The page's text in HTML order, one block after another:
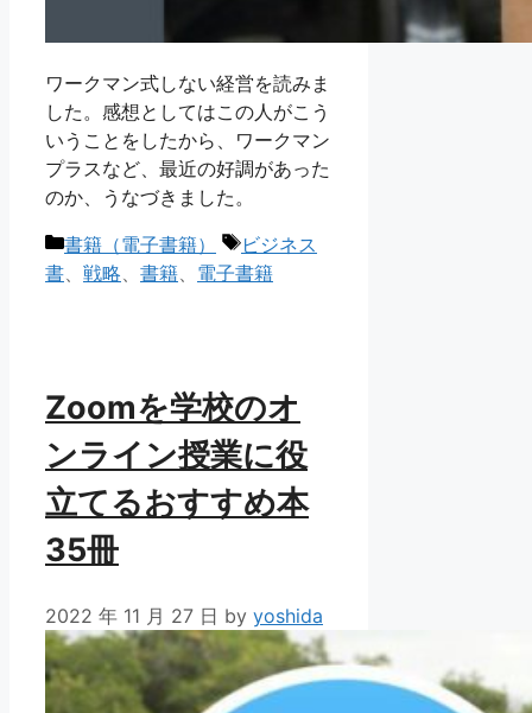
ワークマン式しない経営を読みま
した。感想としてはこの人がこう
いうことをしたから、ワークマン
プラスなど、最近の好調があった
のか、うなづきました。
カ
テ
書籍（電子書籍）
タ
グ
ビジネス
書
戦略 書籍 電子書籍
Zoomを学校のオ
ンライン授業に役
立てるおすすめ本
35冊
2022 年 11 月 27 日 by yoshida